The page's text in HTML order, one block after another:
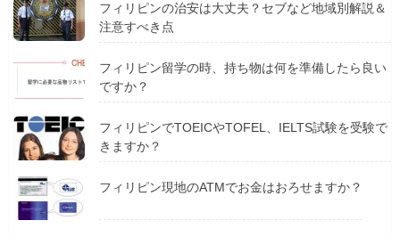
フィリピンの治安は大丈夫？セブなど地域別解説＆
注意すべき点
フィリピン留学の時、持ち物は何を準備したら良い
ですか？
フィリピンでTOEICやTOFEL、IELTS試験を受験で
きますか？
フィリピン現地のATMでお金はおろせますか？